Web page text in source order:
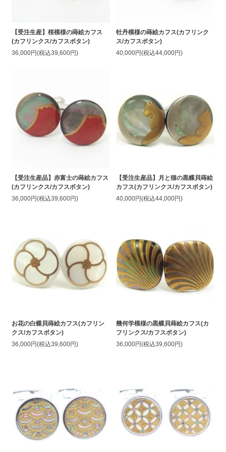
【受注生産】桜模様の蒔絵カフス
(カフリンクス/カフスボタン)
36,000円(税込39,600円)
牡丹模様の蒔絵カフス(カフリンク
ス/カフスボタン)
40,000円(税込44,000円)
【受注生産品】赤富士の蒔絵カフス
(カフリンクス/カフスボタン)
36,000円(税込39,600円)
【受注生産品】月と猫の黒蝶貝蒔絵
カフス(カフリンクス/カフスボタン)
40,000円(税込44,000円)
お花の白蝶貝蒔絵カフス(カフリン
クス/カフスボタン)
36,000円(税込39,600円)
幾何学模様の黒蝶貝蒔絵カフス(カ
フリンクス/カフスボタン)
36,000円(税込39,600円)